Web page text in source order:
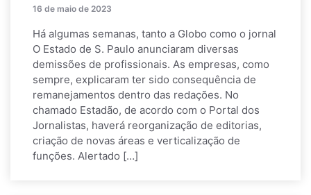
16 de maio de 2023
Há algumas semanas, tanto a Globo como o jornal
O Estado de S. Paulo anunciaram diversas
demissões de profissionais. As empresas, como
sempre, explicaram ter sido consequência de
remanejamentos dentro das redações. No
chamado Estadão, de acordo com o Portal dos
Jornalistas, haverá reorganização de editorias,
criação de novas áreas e verticalização de
funções. Alertado […]